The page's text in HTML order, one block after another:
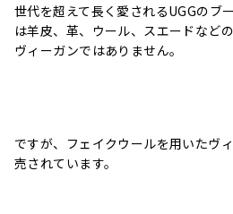
世代を超えて長く愛されるUGGのブ
は羊皮、革、ウール、スエードなど
ヴィーガンではありません。
ですが、フェイクウールを用いたヴ
売されています。